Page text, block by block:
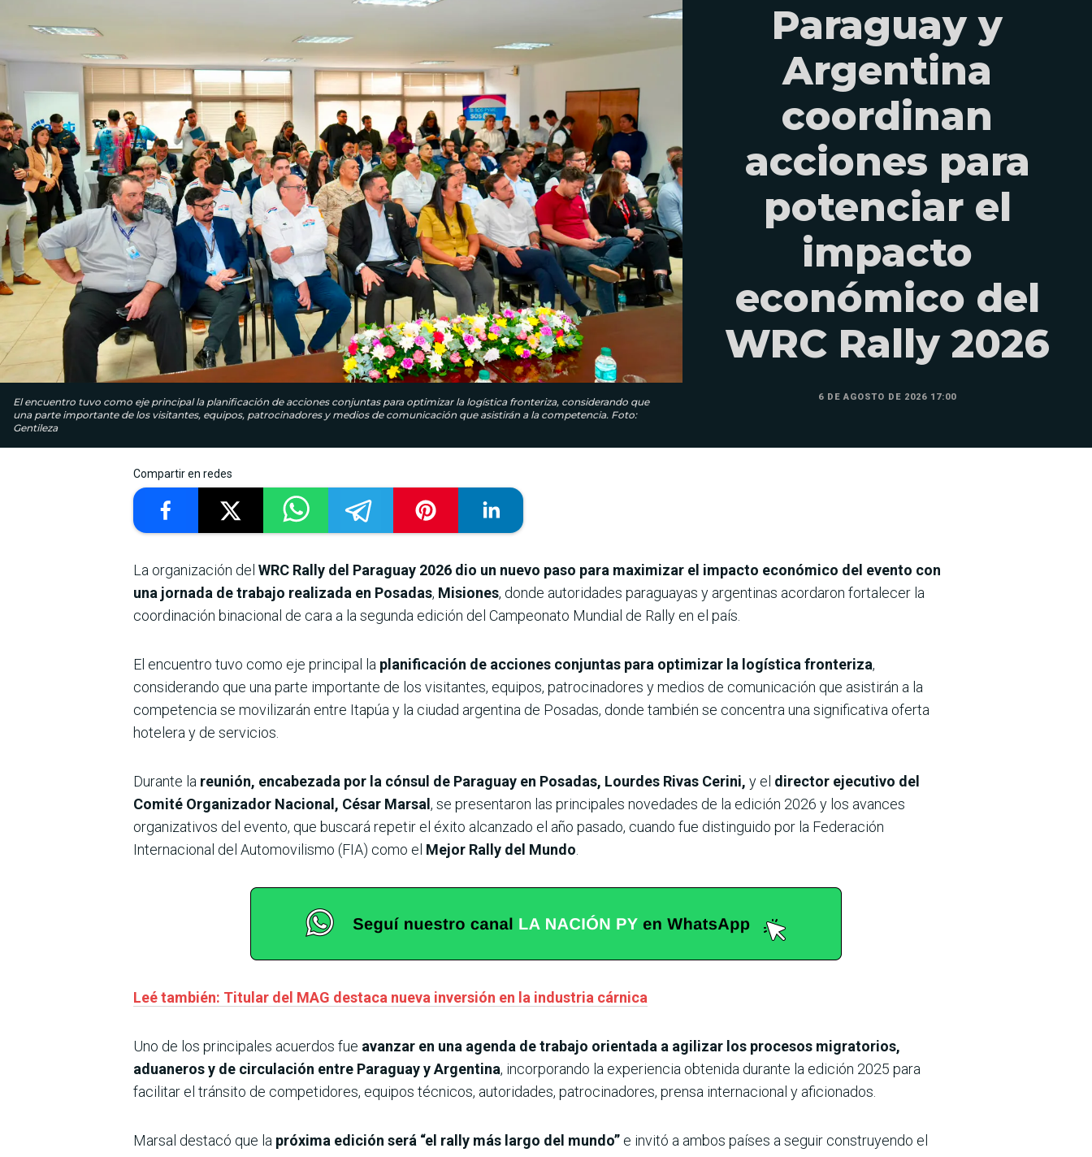
El encuentro tuvo como eje principal la planificación de acciones conjuntas para optimizar la logística fronteriza, considerando que
una parte importante de los visitantes, equipos, patrocinadores y medios de comunicación que asistirán a la competencia. Foto:
Gentileza
Paraguay y
Argentina
coordinan
acciones para
potenciar el
impacto
económico del
WRC Rally 2026
6 DE AGOSTO DE 2026 17:00
Compartir en redes
La organización del WRC Rally del Paraguay 2026 dio un nuevo paso para maximizar el impacto económico del evento con
una jornada de trabajo realizada en Posadas, Misiones, donde autoridades paraguayas y argentinas acordaron fortalecer la
coordinación binacional de cara a la segunda edición del Campeonato Mundial de Rally en el país.
El encuentro tuvo como eje principal la planificación de acciones conjuntas para optimizar la logística fronteriza,
considerando que una parte importante de los visitantes, equipos, patrocinadores y medios de comunicación que asistirán a la
competencia se movilizarán entre Itapúa y la ciudad argentina de Posadas, donde también se concentra una significativa oferta
hotelera y de servicios.
Durante la reunión, encabezada por la cónsul de Paraguay en Posadas, Lourdes Rivas Cerini, y el director ejecutivo del
Comité Organizador Nacional, César Marsal , se presentaron las principales novedades de la edición 2026 y los avances
organizativos del evento, que buscará repetir el éxito alcanzado el año pasado, cuando fue distinguido por la Federación
Internacional del Automovilismo (FIA) como el Mejor Rally del Mundo
Leé también: Titular del MAG destaca nueva inversión en la industria cárnica
Uno de los principales acuerdos fue avanzar en una agenda de trabajo orientada a agilizar los procesos migratorios,
aduaneros y de circulación entre Paraguay y Argentina, incorporando la experiencia obtenida durante la edición 2025 para
facilitar el tránsito de competidores, equipos técnicos, autoridades, patrocinadores, prensa internacional y aficionados.
Marsal destacó que la próxima edición será “el rally más largo del mundo” e invitó a ambos países a seguir construyendo el